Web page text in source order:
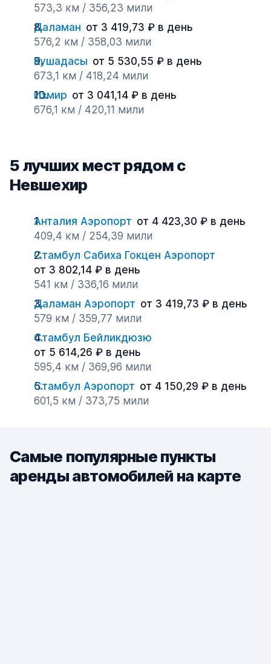
573,3 км / 356,23 мили
Даламан от 3 419,73 ₽ в день
576,2 км / 358,03 мили
Кушадасы от 5 530,55 ₽ в день
673,1 км / 418,24 мили
Измир от 3 041,14 ₽ в день
676,1 км / 420,11 мили
5 лучших мест рядом с
Невшехир
Анталия Аэропорт от 4 423,30 ₽ в день
409,4 км / 254,39 мили
Стамбул Сабиха Гокцен Аэропорт
от 3 802,14 ₽ в день
541 км / 336,16 мили
Даламан Аэропорт от 3 419,73 ₽ в день
579 км / 359,77 мили
Стамбул Бейликдюзю
от 5 614,26 ₽ в день
595,4 км / 369,96 мили
Стамбул Аэропорт от 4 150,29 ₽ в день
601,5 км / 373,75 мили
Самые популярные пункты
аренды автомобилей на карте